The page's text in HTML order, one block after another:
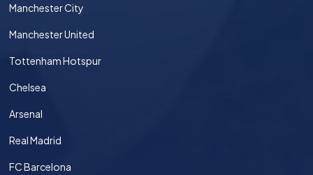
Manchester City
Manchester United
Tottenham Hotspur
Chelsea
Arsenal
Real Madrid
FC Barcelona